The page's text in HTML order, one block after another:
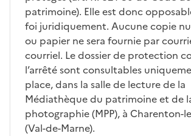
patrimoine). Elle est donc
foi juridiquement. Aucune copie
ou papier ne sera fournie par
courriel. Le dossier de protection
l’arrêté sont consultables
place, dans la salle de lecture de la
Médiathèque du patrimoine et de
photographie (MPP), à Charenton-
(Val-de-Marne).